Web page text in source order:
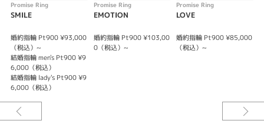
レディース
紹介文
EMOTION 感動の約束
も交わした 小さな約束が 永遠の約束となって 薬指で結ばれる ふたり
だけの愛のカタチPromise Ring
Promise Ring
SMILE
婚約指輪 Pt900 ¥93,000
（税込）~
結婚指輪 men's Pt900 ¥9
6,000（税込）
結婚指輪 lady's Pt900 ¥9
6,000（税込）
Promise Ring
EMOTION
婚約指輪 Pt900 ¥103,00
0（税込）~
Promise Ring
LOVE
婚約指輪 Pt900 ¥85,000
（税込）~